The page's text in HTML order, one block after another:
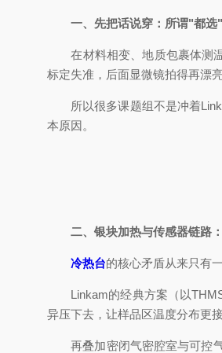
一、先把话说穿：所谓"都
在材料相变、地质包裹体测温
标定失准，后面显微镜拍得再漂
所以很多课题组不是冲着
本原因。
二、银块加热与传感器链路
冷热台的核心矛盾从来只有
Linkam的经典方案（以THMS
异压下去，让样品区温度分布更
再叠加密闭气密腔室与可控气